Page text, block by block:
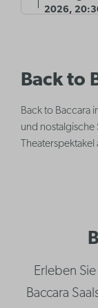
2026,
Back to
Back to Baccara
und nostalgische
Erleben
Baccara